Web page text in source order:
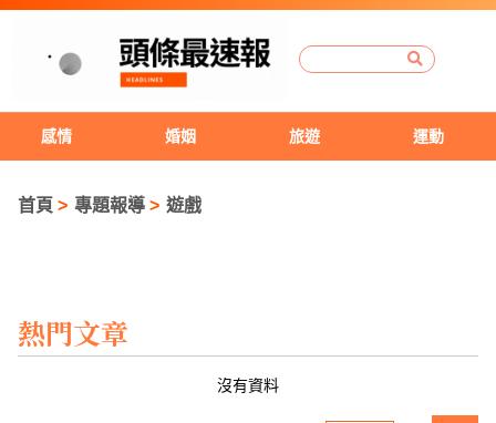
感情 婚姻 旅遊 運動
首頁 專題報導 遊戲
熱門文章
沒有資料